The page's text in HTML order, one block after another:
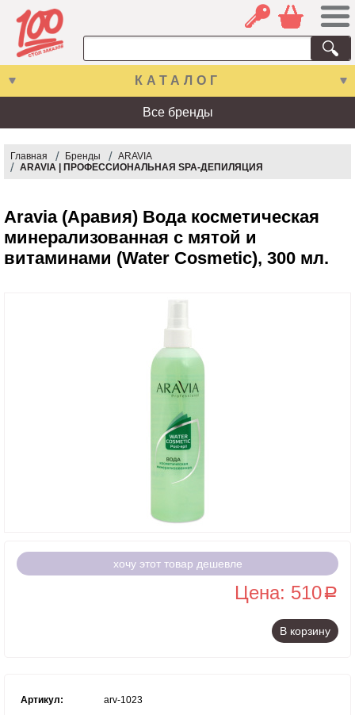
КАТАЛОГ
Все бренды
Главная Бренды
ARAVIA
ARAVIA | ПРОФЕССИОНАЛЬНАЯ SPA-ДЕПИЛЯЦИЯ
Aravia (Аравия) Вода косметическая
минерализованная с мятой и
витаминами (Water Cosmetic), 300 мл.
хочу этот товар дешевле
Цена: 510a
В корзину
Артикул:
arv-1023